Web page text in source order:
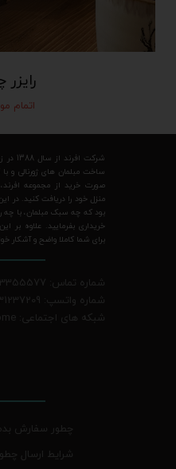
اتمام
شرکت
ساخت مبلمان های ژورنالی و
صورت خرید از مجموعه
منزل خود را دریافت کنید. در
بود که چه سبک مبلمان، با چه
خریداری بفرمایید. علاوه بر
برای شما کاملا واضح و آشکار
شماره تماس: 04133355577
شماره واتسپ: 09031237209
شبکه های اجتماعی: afrand.home
چطور سفارش
شرایط ارسال